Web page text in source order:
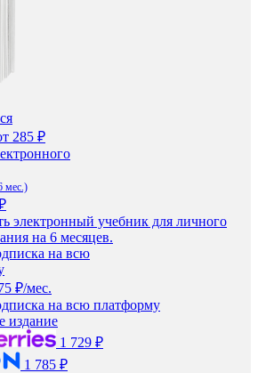
285 ₽
мес.)
электронный учебник для личного
на 6 месяцев.
на всю
₽/мес.
на всю платформу
издание
1 729 ₽
1 785 ₽